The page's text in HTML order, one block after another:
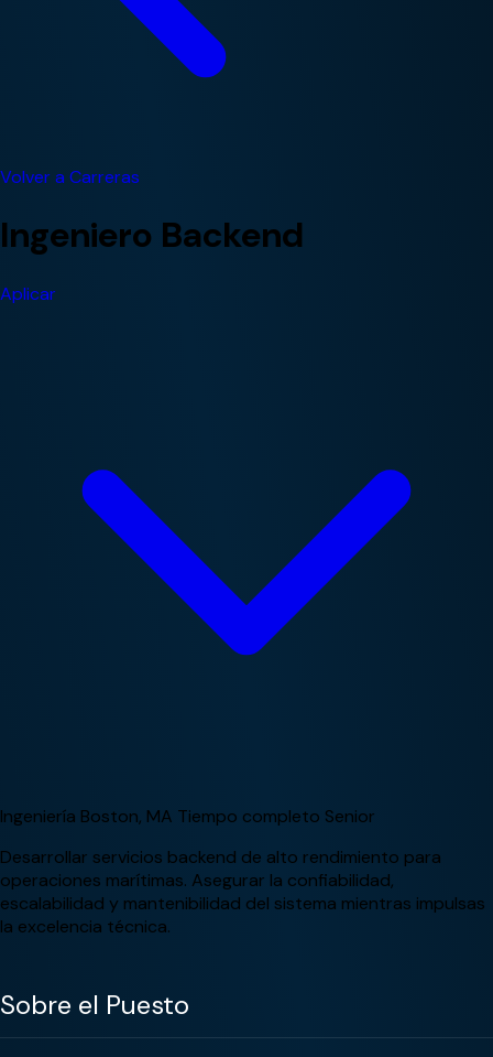
Volver a Carreras
Ingeniero Backend
Aplicar
Ingeniería Boston, MA Tiempo completo Senior
Desarrollar servicios backend de alto rendimiento para
operaciones marítimas. Asegurar la confiabilidad,
escalabilidad y mantenibilidad del sistema mientras impulsas
la excelencia técnica.
Sobre el Puesto